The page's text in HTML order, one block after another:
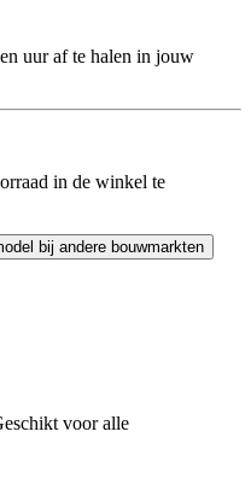
uur af te halen in jouw
in de winkel te
bij andere bouwmarkten
voor alle